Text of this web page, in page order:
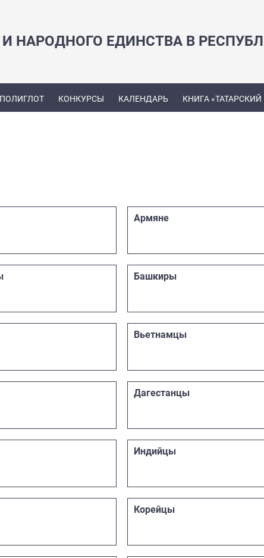
НАРОДНОГО ЕДИНСТВА В
ПОЛИГЛОТ КОНКУРСЫ КАЛЕНДАРЬ КНИГА
Армяне
Башкиры
Вьетнамцы
Дагестанцы
Индийцы
Корейцы